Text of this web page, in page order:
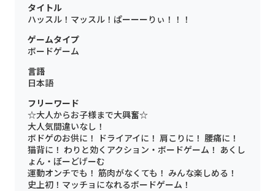
タイトル
ハッスル！マッスル！ぱーーーりぃ！！！
ゲームタイプ
ボードゲーム
言語
日本語
フリーワード
☆大人からお子様まで大興奮☆
大人気間違いなし！
ボドゲのお供に！ ドライアイに！ 肩こりに！ 腰痛に！
猫背に！ わりと効くアクション・ボードゲーム！ あくし
ょん・ぼーどげーむ
運動オンチでも！ 筋肉がなくても！ みんな楽しめる！
史上初！マッチョになれるボードゲーム！